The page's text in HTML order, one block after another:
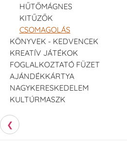
HŰTŐMÁGNES
KITŰZŐK
CSOMAGOLÁS
KÖNYVEK - KEDVENCEK
KREATÍV JÁTÉKOK
FOGLALKOZTATÓ FÜZET
AJÁNDÉKKÁRTYA
NAGYKERESKEDELEM
KULTÚRMASZK
❮